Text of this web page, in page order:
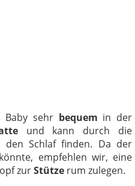
sehr bequem in der
und kann durch die
den Schlaf finden. Da der
empfehlen wir, eine
zurStütze rum zulegen.